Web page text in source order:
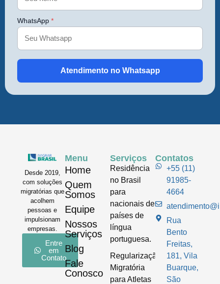
WhatsApp *
Atendimento no Whatsapp
Desde 2019,
com soluções
migratórias que
acolhem
pessoas e
impulsionam
empresas.
Entre
em
Contato
Menu
Home
Quem
Somos
Equipe
Nossos
Serviços
Blog
Fale
Conosco
Serviços
Residência
no Brasil
para
nacionais de
países de
língua
portuguesa.
Regularização
Migratória
para Atletas
Contatos
+55 (11)
91985-
4664
Rua
Bento
Freitas,
181, Vila
Buarque,
São